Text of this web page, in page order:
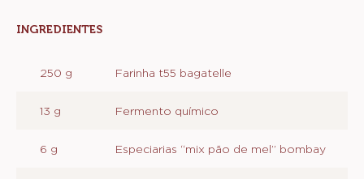
INGREDIENTES
250 g Farinha t55 bagatelle
13 g Fermento químico
6 g Especiarias “mix pão de mel” bombay